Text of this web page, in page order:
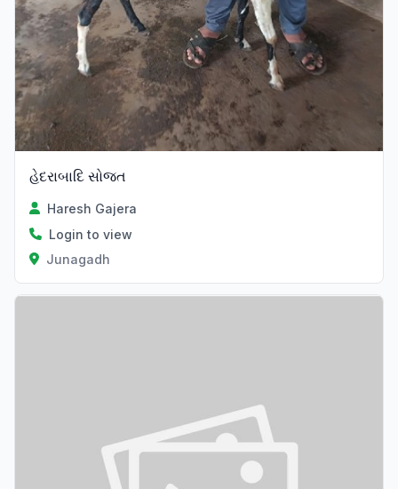
હેદરાબાદિ સોજત
Haresh Gajera
Login to view
Junagadh